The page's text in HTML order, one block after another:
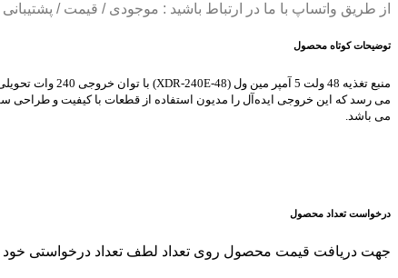
مین
مدل
240E-
48
عدد
از طریق واتساپ با ما در ارتباط باشید : موجودی / قیمت / پشتیبانی
توضیحات کوتاه محصول
می باشد.
درخواست تعداد محصول
جهت دریافت قیمت محصول روی تعداد لطف تعداد درخواستی خود